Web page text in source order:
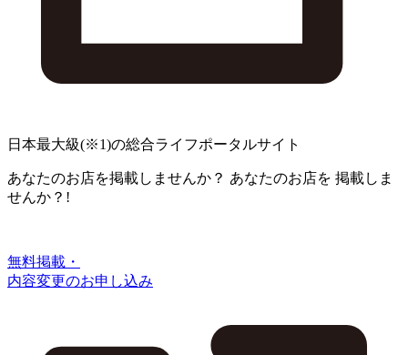
日本最大級(※1)の総合ライフポータルサイト
あなたのお店を掲載しませんか？ あなたのお店を 掲載しま
せんか？!
無料掲載・
内容変更のお申し込み